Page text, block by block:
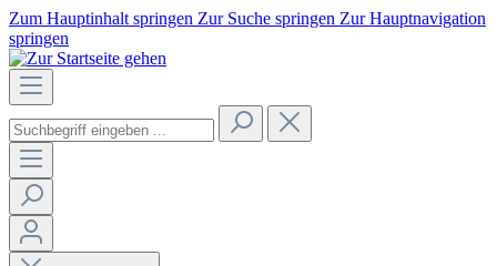
Zum Hauptinhalt springen Zur Suche springen Zur Hauptnavigation
springen